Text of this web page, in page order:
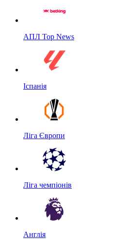
АПЛ Top News
Іспанія
Ліга Європи
Ліга чемпіонів
Англія